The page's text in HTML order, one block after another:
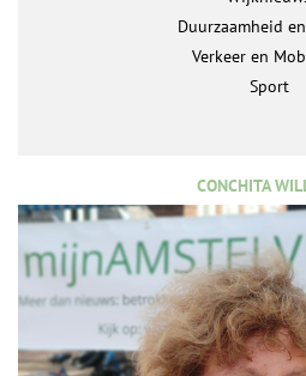
Duurzaamheid
Verkeer en
Sport
CONCHITA